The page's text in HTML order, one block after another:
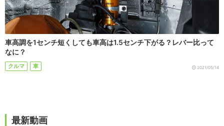
車高調を1センチ短くしても車高は1.5センチ下がる？レバー比って
なに？
クルマ 車 2021/05/14
最新動画